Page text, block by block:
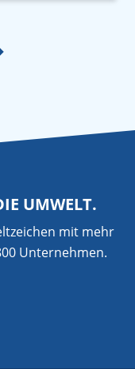
UMWELT.
mit mehr
Unternehmen.